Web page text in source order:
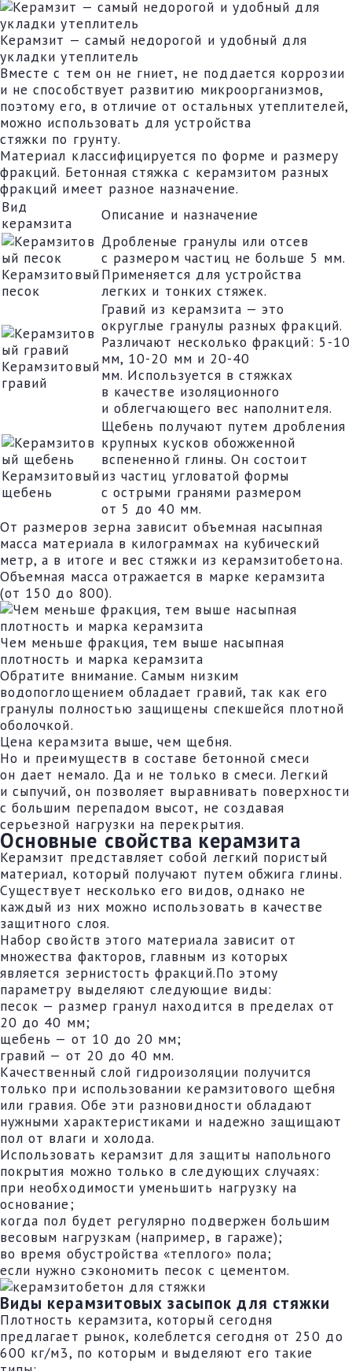
Керамзит — самый недорогой и удобный для
укладки утеплитель
Вместе с тем он не гниет, не поддается коррозии
и не способствует развитию микроорганизмов,
поэтому его, в отличие от остальных утеплителей,
можно использовать для устройства
стяжки по грунту.
Материал классифицируется по форме и размеру
фракций. Бетонная стяжка с керамзитом разных
фракций имеет разное назначение.
Вид
керамзита
Описание и назначение
Керамзитовый
песок
Дробленые гранулы или отсев
с размером частиц не больше 5 мм.
Применяется для устройства
легких и тонких стяжек.
Керамзитовый
гравий
Гравий из керамзита — это
округлые гранулы разных фракций.
Различают несколько фракций: 5-10
мм, 10-20 мм и 20-40
мм. Используется в стяжках
в качестве изоляционного
и облегчающего вес наполнителя.
Керамзитовый
щебень
Щебень получают путем дробления
крупных кусков обожженной
вспененной глины. Он состоит
из частиц угловатой формы
с острыми гранями размером
от 5 до 40 мм.
От размеров зерна зависит объемная насыпная
масса материала в килограммах на кубический
метр, а в итоге и вес стяжки из керамзитобетона.
Объемная масса отражается в марке керамзита
(от 150 до 800).
Чем меньше фракция, тем выше насыпная
плотность и марка керамзита
Обратите внимание. Самым низким
водопоглощением обладает гравий, так как его
гранулы полностью защищены спекшейся плотной
оболочкой.
Цена керамзита выше, чем щебня.
Но и преимуществ в составе бетонной смеси
он дает немало. Да и не только в смеси. Легкий
и сыпучий, он позволяет выравнивать поверхности
с большим перепадом высот, не создавая
серьезной нагрузки на перекрытия.
Основные свойства керамзита
Керамзит представляет собой легкий пористый
материал, который получают путем обжига глины.
Существует несколько его видов, однако не
каждый из них можно использовать в качестве
защитного слоя.
Набор свойств этого материала зависит от
множества факторов, главным из которых
является зернистость фракций.По этому
параметру выделяют следующие виды:
песок — размер гранул находится в пределах от
20 до 40 мм;
щебень — от 10 до 20 мм;
гравий — от 20 до 40 мм.
Качественный слой гидроизоляции получится
только при использовании керамзитового щебня
или гравия. Обе эти разновидности обладают
нужными характеристиками и надежно защищают
пол от влаги и холода.
Использовать керамзит для защиты напольного
покрытия можно только в следующих случаях:
при необходимости уменьшить нагрузку на
основание;
когда пол будет регулярно подвержен большим
весовым нагрузкам (например, в гараже);
во время обустройства «теплого» пола;
если нужно сэкономить песок с цементом.
Виды керамзитовых засыпок для стяжки
Плотность керамзита, который сегодня
предлагает рынок, колеблется сегодня от 250 до
600 кг/м3, по которым и выделяют его такие